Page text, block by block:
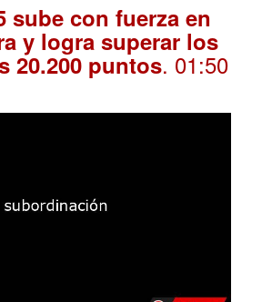
sube con fuerza en
y logra superar los
20.200 puntos. 01:50